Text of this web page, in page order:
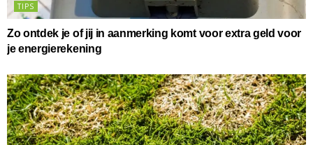
TIPS
Zo ontdek je of jij in aanmerking komt voor extra geld voor
je energierekening